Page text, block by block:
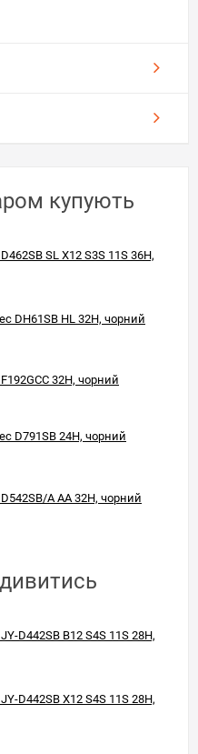
купують
SL X12 S3S 11S 36H,
DH61SB HL 32H, чорний
32H, чорний
D791SB 24H, чорний
A AA 32H, чорний
D442SB B12 S4S 11S 28H,
D442SB X12 S4S 11S 28H,